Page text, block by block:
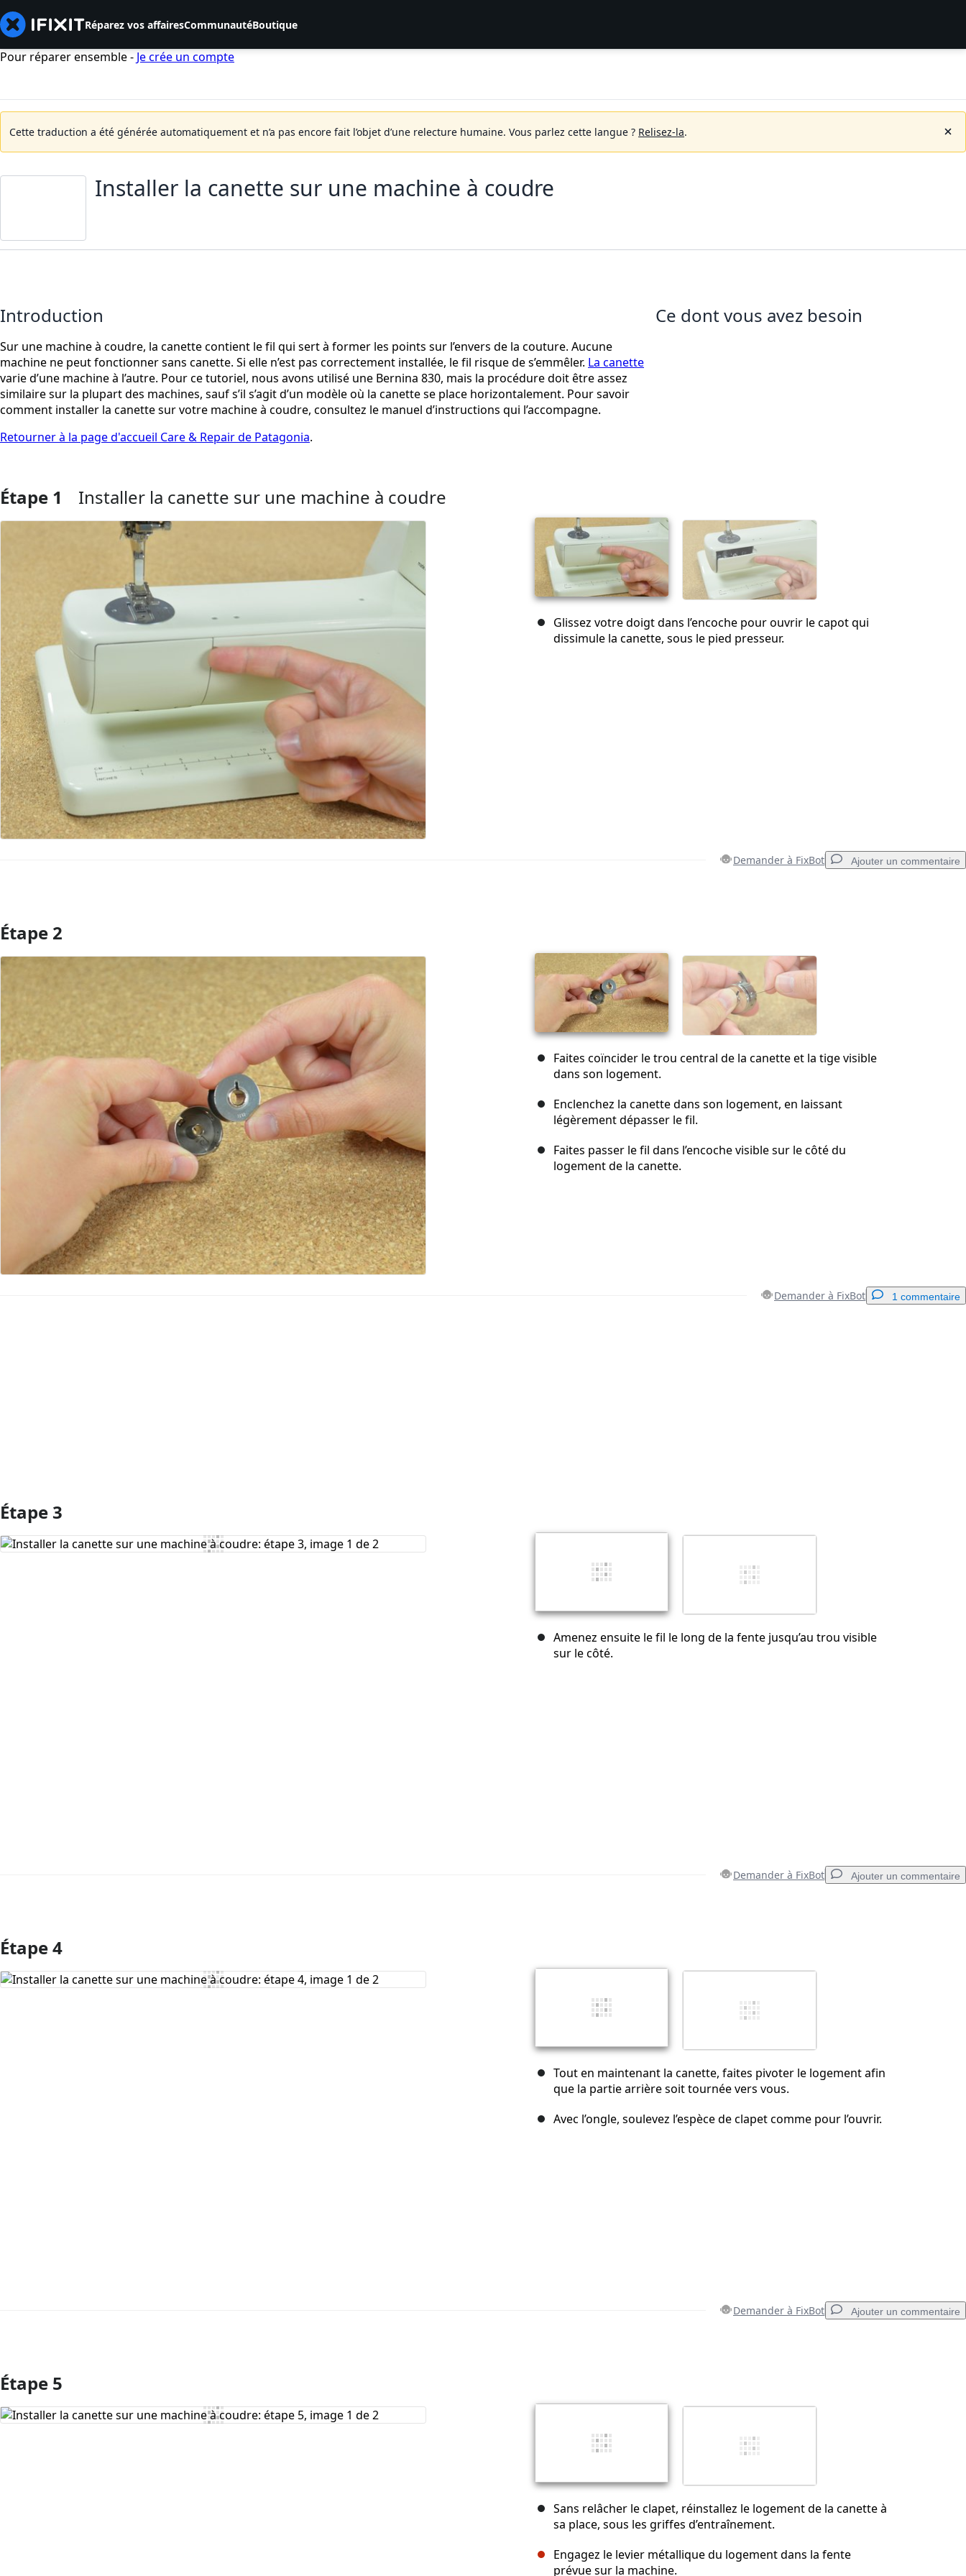
Réparez vos affairesCommunautéBoutique
Pour réparer ensemble - Je crée un compte
Cette traduction a été générée automatiquement et n’a pas encore fait l’objet d’une relecture humaine. Vous parlez cette langue ? Relisez-la.
Installer la canette sur une machine à coudre
Introduction
Sur une machine à coudre, la canette contient le fil qui sert à former les points sur l’envers de la couture. Aucune
machine ne peut fonctionner sans canette. Si elle n’est pas correctement installée, le fil risque de s’emmêler. La canette
varie d’une machine à l’autre. Pour ce tutoriel, nous avons utilisé une Bernina 830, mais la procédure doit être assez
similaire sur la plupart des machines, sauf s’il s’agit d’un modèle où la canette se place horizontalement. Pour savoir
comment installer la canette sur votre machine à coudre, consultez le manuel d’instructions qui l’accompagne.
Retourner à la page d'accueil Care & Repair de Patagonia.
Ce dont vous avez besoin
Étape 1 Installer la canette sur une machine à coudre
Glissez votre doigt dans l’encoche pour ouvrir le capot qui
dissimule la canette, sous le pied presseur.
Demander à FixBot Ajouter un commentaire
Ajouter un commentaire
Annuler
Étape 2
Faites coïncider le trou central de la canette et la tige visible
dans son logement.
Enclenchez la canette dans son logement, en laissant
légèrement dépasser le fil.
Faites passer le fil dans l’encoche visible sur le côté du
logement de la canette.
Demander à FixBot 1 commentaire
Étape 3
Amenez ensuite le fil le long de la fente jusqu’au trou visible
sur le côté.
Demander à FixBot Ajouter un commentaire
Ajouter un commentaire
Étape 4
Tout en maintenant la canette, faites pivoter le logement afin
que la partie arrière soit tournée vers vous.
Avec l’ongle, soulevez l’espèce de clapet comme pour l’ouvrir.
Demander à FixBot Ajouter un commentaire
Ajouter un commentaire
Étape 5
Sans relâcher le clapet, réinstallez le logement de la canette à
sa place, sous les griffes d’entraînement.
Engagez le levier métallique du logement dans la fente
prévue sur la machine.